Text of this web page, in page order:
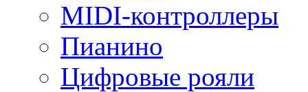
MIDI-контроллеры
Пианино
Цифровые рояли